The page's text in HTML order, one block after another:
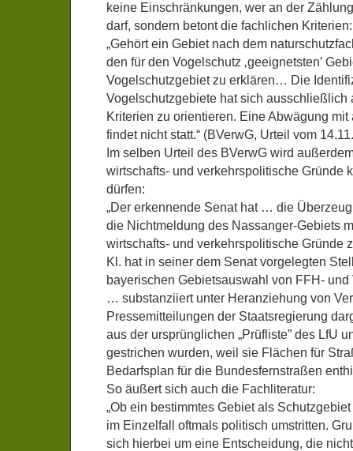
keine Einschränkungen, wer an der
darf, sondern betont die fachlichen Kriterien:
„Gehört ein Gebiet nach dem
den für den Vogelschutz ‚geeignetsten’
Vogelschutzgebiet zu erklären… Die
Vogelschutzgebiete hat sich ausschließlich
Kriterien zu orientieren. Eine Abwägung
findet nicht statt.“ (BVerwG, Urteil vom
Im selben Urteil des BVerwG wird
wirtschafts- und verkehrspolitische Gründe
dürfen:
„Der erkennende Senat hat … die
die Nichtmeldung des Nassanger-Gebiets
wirtschafts- und verkehrspolitische Gründe
Kl. hat in seiner dem Senat vorgelegten
bayerischen Gebietsauswahl von FFH-
… substanziiert unter Heranziehung von
Pressemitteilungen der Staatsregierung
aus der ursprünglichen „Prüfliste” des LfU
gestrichen wurden, weil sie Flächen für
Bedarfsplan für die Bundesfernstraßen
So äußert sich auch die Fachliteratur:
„Ob ein bestimmtes Gebiet als
im Einzelfall oftmals politisch umstritten.
sich hierbei um eine Entscheidung, die